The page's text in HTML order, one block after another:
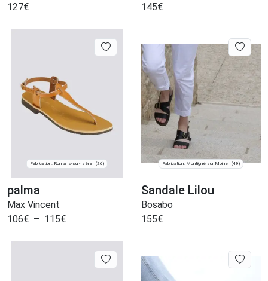
127€
145€
Fabrication: Romans-sur-Isère (26)
palma
Max Vincent
106€ – 115€
Fabrication: Montigné sur Moine (49)
Sandale Lilou
Bosabo
155€